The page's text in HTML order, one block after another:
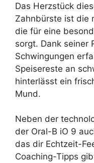
Das Herzstück
Zahnbürste ist die
die für eine
sorgt. Dank seiner
Schwingungen
Speisereste an
hinterlässt ein
Mund.
Neben der
der Oral-B iO 9
das dir Echtzeit-
Coaching-Tipps